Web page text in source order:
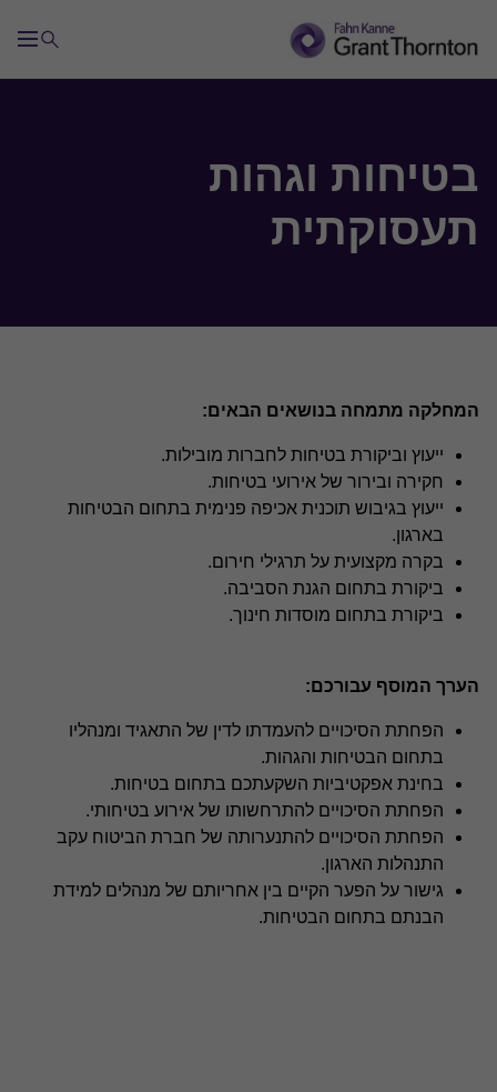
ביקורת פנימית
ביקורת חקירתית מגלה
מניעת הונאות ומעילות
בלוקצ'יין ומטבעות קריפטוגרפיים
תקנות הגנת הפרטיות הישראליות GDPR / CCPA
בטיחות וגהות
תעסוקתית
המחלקה מתמחה בנושאים הבאים:
ייעוץ וביקורת בטיחות לחברות מובילות.
חקירה ובירור של אירועי בטיחות.
ייעוץ בגיבוש תוכנית אכיפה פנימית בתחום הבטיחות
בארגון.
בקרה מקצועית על תרגילי חירום.
ביקורת בתחום הגנת הסביבה.
ביקורת בתחום מוסדות חינוך.
הערך המוסף עבורכם:
הפחתת הסיכויים להעמדתו לדין של התאגיד ומנהליו
בתחום הבטיחות והגהות.
בחינת אפקטיביות השקעתכם בתחום בטיחות.
הפחתת הסיכויים להתרחשותו של אירוע בטיחותי.
הפחתת הסיכויים להתנערותה של חברת הביטוח עקב
התנהלות הארגון.
גישור על הפער הקיים בין אחריותם של מנהלים למידת
הבנתם בתחום הבטיחות.